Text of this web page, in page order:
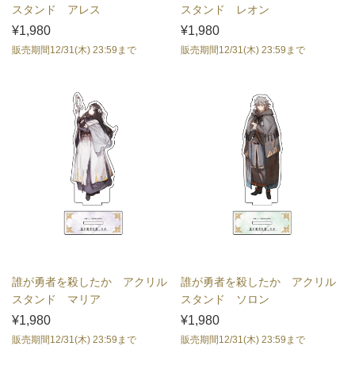
スタンド アレス
¥1,980
販売期間12/31(木) 23:59まで
スタンド レオン
¥1,980
販売期間12/31(木) 23:59まで
誰が勇者を殺したか アクリル
スタンド マリア
¥1,980
販売期間12/31(木) 23:59まで
誰が勇者を殺したか アクリル
スタンド ソロン
¥1,980
販売期間12/31(木) 23:59まで